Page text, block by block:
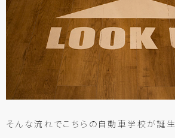
そんな流れでこちらの自動車学校が誕